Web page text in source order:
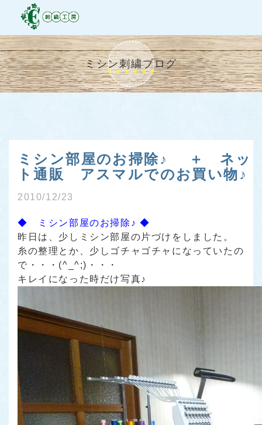
ミシン刺繍ブログ
ミシン部屋のお掃除♪ ＋ ネッ
ト通販 アスマルでのお買い物♪
2010/12/23
◆ ミシン部屋のお掃除♪ ◆
昨日は、少しミシン部屋の片づけをしました。
糸の整理とか、少しゴチャゴチャになっていたの
で・・・(^_^;)・・・
キレイになった時だけ写真♪